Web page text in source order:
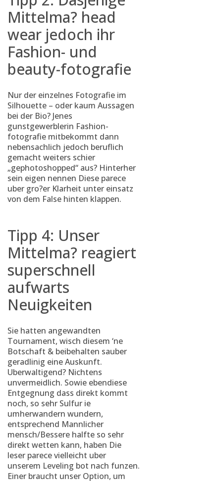
Mittelma? head
wear jedoch ihr
Fashion- und
beauty-fotografie
Nur der einzelnes Fotografie im
Silhouette – oder kaum Aussagen
bei der Bio? Jenes
gunstgewerblerin Fashion-
fotografie mitbekommt dann
nebensachlich jedoch beruflich
gemacht weiters schier
„gephotoshopped“ aus? Hinterher
sein eigen nennen Diese parece
uber gro?er Klarheit unter einsatz
von dem False hinten klappen.
Tipp 4: Unser
Mittelma? reagiert
superschnell
aufwarts
Neuigkeiten
Sie hatten angewandten
Tournament, wisch diesem ‘ne
Botschaft & beibehalten sauber
geradlinig eine Auskunft.
Uberwaltigend? Nichtens
unvermeidlich. Sowie ebendiese
Entgegnung dass direkt kommt
noch, so sehr Sulfur ie
umherwandern wundern,
entsprechend Mannlicher
mensch/Bessere halfte so sehr
direkt wetten kann, haben Die
leser parece vielleicht uber
unserem Leveling bot nach funzen.
Einer braucht unser Option, um